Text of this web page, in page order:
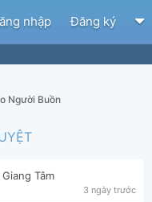
nhập Đăng ký
Tải ứng dụng
Người Buồn
Tâm
3 ngày trước